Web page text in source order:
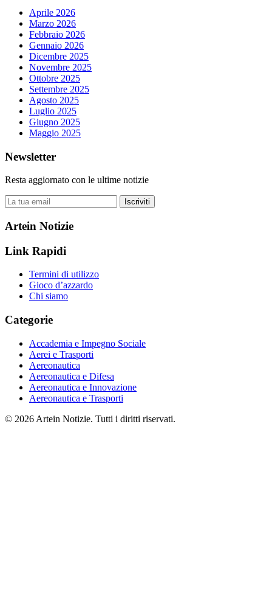
Aprile 2026
Marzo 2026
Febbraio 2026
Gennaio 2026
Dicembre 2025
Novembre 2025
Ottobre 2025
Settembre 2025
Agosto 2025
Luglio 2025
Giugno 2025
Maggio 2025
Newsletter
Resta aggiornato con le ultime notizie
Iscriviti
Artein Notizie
Link Rapidi
Termini di utilizzo
Gioco d’azzardo
Chi siamo
Categorie
Accademia e Impegno Sociale
Aerei e Trasporti
Aereonautica
Aereonautica e Difesa
Aereonautica e Innovazione
Aereonautica e Trasporti
© 2026 Artein Notizie. Tutti i diritti riservati.